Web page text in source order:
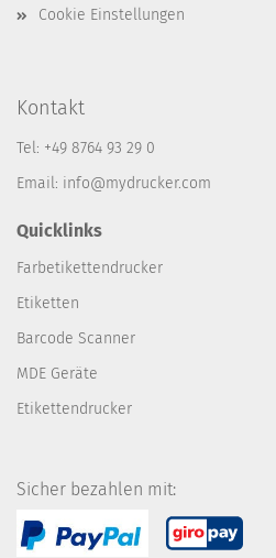
Cookie Einstellungen
Kontakt
Tel: +49 8764 93 29 0
Email: info@mydrucker.com
Quicklinks
Farbetikettendrucker
Etiketten
Barcode Scanner
MDE Geräte
Etikettendrucker
Sicher bezahlen mit: